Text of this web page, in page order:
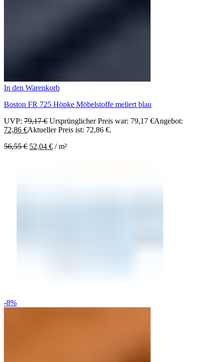
In den Warenkorb
Boston FR 725 Höpke Möbelstoffe meliert blau
UVP: 79,17€ Ursprünglicher Preis war: 79,17 €Angebot:
72,86 €Aktueller Preis ist: 72,86 €.
56,55€ 52,04 € /m²
-8%